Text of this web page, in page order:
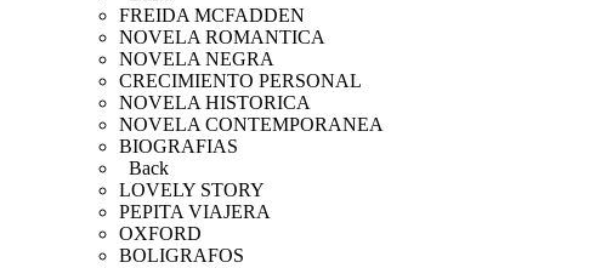
FREIDA MCFADDEN
NOVELA ROMANTICA
NOVELA NEGRA
CRECIMIENTO PERSONAL
NOVELA HISTORICA
NOVELA CONTEMPORANEA
BIOGRAFIAS
Back
LOVELY STORY
PEPITA VIAJERA
OXFORD
BOLIGRAFOS